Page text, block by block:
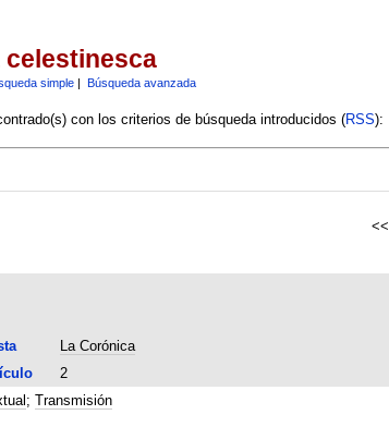
simple| Búsqueda avanzada
con los criterios de búsqueda introducidos (RSS):
<<
La Corónica
2
; Transmisión